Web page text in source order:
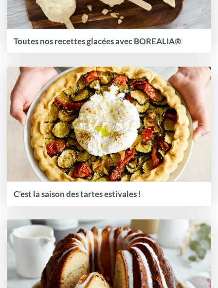
Toutes nos recettes glacées avec BOREALIA®
C’est la saison des tartes estivales !